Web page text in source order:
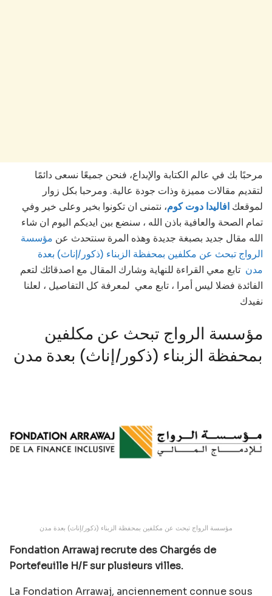
مرحبًا بك في عالم الكتابة والإبداع، فنحن جميعًا نسعى دائمًا
لتقديم مقالات مميزة وذات جودة عالية. ومرحبا بكل زوار
لموقعك افاليدا دوت كوم، نتمنى ان تكونوا بخير وعلى خير وفي
تمام الصحة والعافية باذن الله ، سنضع بين ايديكم اليوم ان شاء
الله مقال جديد بصبغة جديدة وهذه المرة سنتحدث عن مؤسسة
الرواج تبحث عن مكلفين بمحفظة الزبناء (ذكور/إناث) بعدة
مدن تابع معي القراءة للنهاية وشارك المقال مع اصدقائك لتعم
الفائدة فضلا ليس أمرا ، تابع معي لمعرفة كل التفاصيل ، لعلنا
نفيدك
مؤسسة الرواج تبحث عن مكلفين
بمحفظة الزبناء (ذكور/إناث) بعدة مدن
مؤسسة الرواج تبحث عن مكلفين بمحفظة الزبناء (ذكور/إناث) بعدة مدن
Fondation Arrawaj recrute des Chargés de
Portefeuille H/F sur plusieurs villes.
La Fondation Arrawaj, anciennement connue sous